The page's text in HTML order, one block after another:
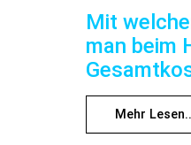
Mit
man beim
Mehr